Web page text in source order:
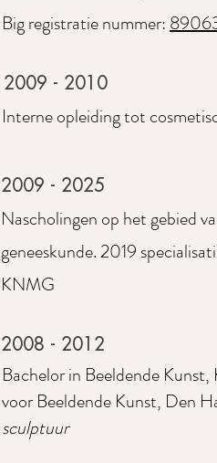
Big registratie nummer:
2009 - 2010
Interne opleiding tot
2009 - 2025
Nascholingen op het gebied
geneeskunde. 2019
KNMG
2008 - 2012
Bachelor in Beeldende
voor Beeldende Kunst, Den
sculptuur